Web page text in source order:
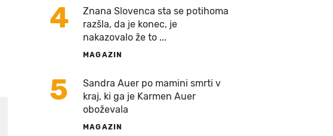
4
Znana Slovenca sta se potihoma
razšla, da je konec, je
nakazovalo že to ...
MAGAZIN
5
Sandra Auer po mamini smrti v
kraj, ki ga je Karmen Auer
oboževala
MAGAZIN